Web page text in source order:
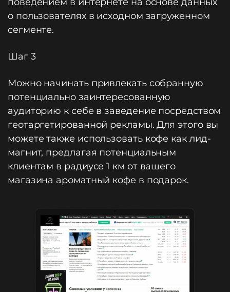
поведением в интернете на основе данных
о пользователях в исходном загруженном
сегменте.
Шаг 3
Можно начинать привлекать собранную
потенциально заинтересованную
аудиторию к себе в заведение посредством
геотаргетированной рекламы. Для этого вы
можете также использовать кофе как лид-
магнит, предлагая потенциальным
клиентам в радиусе 1 км от вашего
магазина ароматный кофе в подарок.